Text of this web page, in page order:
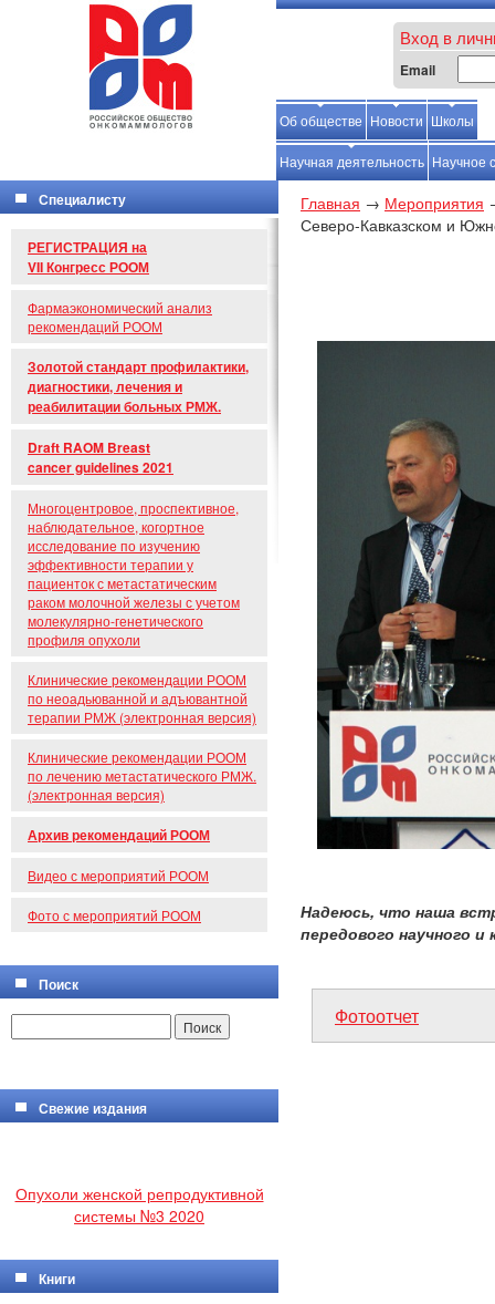
Вход в
Email
Об обществе Новости Школы
Научная деятельность Научное
Специалисту
РЕГИСТРАЦИЯ на
VII Конгресс РООМ
Фармаэкономический анализ
рекомендаций РООМ
Золотой стандарт профилактики,
диагностики, лечения и
реабилитации больных РМЖ.
Draft RAOM Breast
cancer guidelines 2021
Многоцентровое, проспективное,
наблюдательное, когортное
исследование по изучению
эффективности терапии у
пациенток с метастатическим
раком молочной железы с учетом
молекулярно-генетического
профиля опухоли
Клинические рекомендации РООМ
по неоадьюванной и адъювантной
терапии РМЖ (электронная версия)
Клинические рекомендации РООМ
по лечению метастатического РМЖ.
(электронная версия)
Архив рекомендаций РООМ
Видео с мероприятий РООМ
Фото с мероприятий РООМ
Поиск
Свежие издания
Опухоли женской репродуктивной
системы №3 2020
Книги
Главная → Мероприятия
Северо-Кавказском и
Надеюсь, что наша
передового научного
Фотоотчет